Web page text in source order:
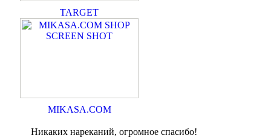
TARGET
MIKASA.COM
Никаких нареканий, огромное спасибо!